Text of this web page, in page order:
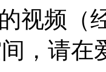
视频（
，请在